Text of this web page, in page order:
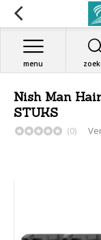
menu
Nish Man
STUKS
(0)